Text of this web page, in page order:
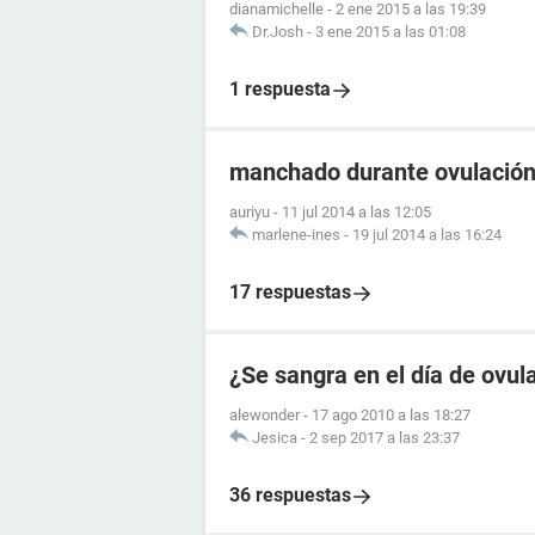
dianamichelle - 2 ene 2015 a las 19:39
Dr.Josh - 3 ene 2015 a las 01:08
1 respuesta
manchado durante ovulación
auriyu - 11 jul 2014 a las 12:05
marlene-ines - 19 jul 2014 a las 16:24
17 respuestas
¿Se sangra en el día de
alewonder - 17 ago 2010 a las 18:27
Jesica - 2 sep 2017 a las 23:37
36 respuestas